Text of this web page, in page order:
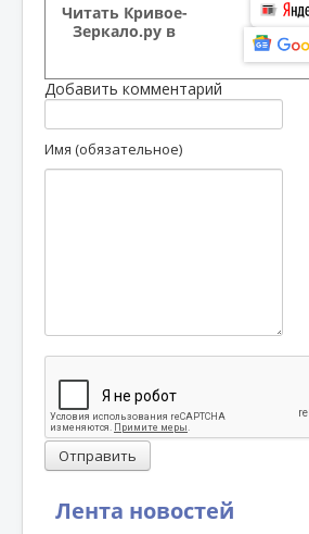
Лента новостей
Читать Кривое-
Зеркало.ру в
Добавить комментарий
Имя (обязательное)
Отправить